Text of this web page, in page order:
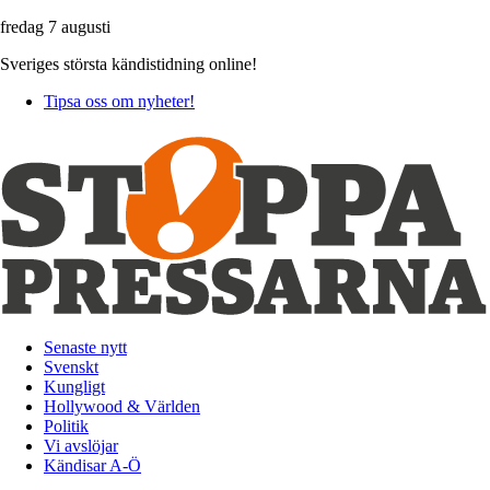
fredag 7 augusti
Sveriges största kändistidning online!
Tipsa oss om nyheter!
Senaste nytt
Svenskt
Kungligt
Hollywood & Världen
Politik
Vi avslöjar
Kändisar A-Ö